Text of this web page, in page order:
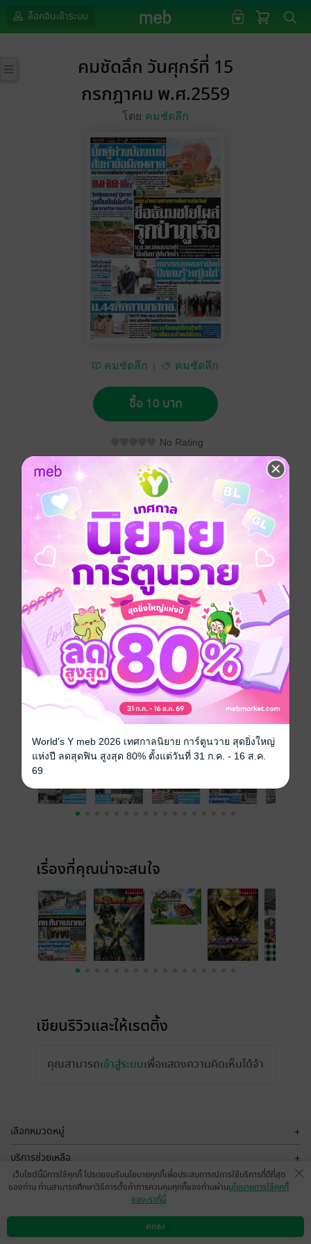
ล็อกอินเข้าระบบ
คมชัดลึก วันศุกร์ที่ 15
กรกฎาคม พ.ศ.2559
โดย คมชัดลึก
คมชัดลึก คมชัดลึก
ซื้อ 10 บาท
No Rating
อยากได้ ซื้อเป็นของขวัญ ติดตาม แชร์
คมชัดลึก วันศุกร์ที่ 15 กรกฎาคม พ.ศ.2559
ประเภทไฟล์ pdf
วันที่วางขาย 14 กรกฎาคม 2559
ความยาว 24 หน้า
ราคาปก 10 บาท
ฉบับย้อนหลัง ดูทั้งหมด
เรื่องที่คุณน่าจะสนใจ
เขียนรีวิวและให้เรตติ้ง
คุณสามารถเข้าสู่ระบบเพื่อแสดงความคิดเห็นได้จ้า
เลือกหมวดหมู่ +
บริการช่วยเหลือ +
เกี่ยวกับเรา
ดาวน์โหลดแอป วิธีการใช้งาน ติดต่อเรา
เว็บไซต์นี้มีการใช้คุกกี้ โปรดยอมรับนโยบายคุกกี้เพื่อประสบการณ์การใช้บริการที่ดีที่สุด
ของท่าน ท่านสามารถศึกษาวิธีการตั้งค่าการควบคุมคุกกี้ของท่านผ่านนโยบายการใช้คุกกี้
ของเราที่นี่
ตกลง
World's Y meb 2026 เทศกาลนิยาย การ์ตูนวาย สุดยิ่งใหญ่
แห่งปี ลดสุดฟิน สูงสุด 80% ตั้งแต่วันที่ 31 ก.ค. - 16 ส.ค.
69